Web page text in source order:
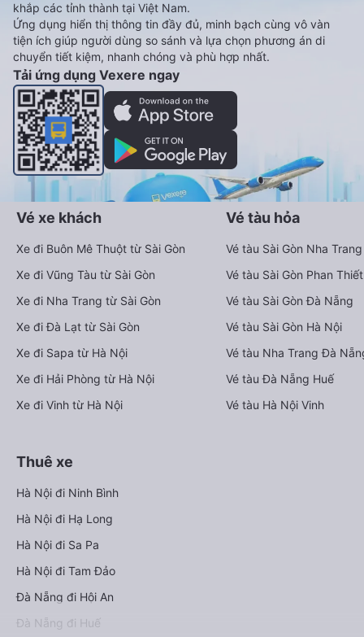
khắp các tỉnh thành tại Việt Nam.
Ứng dụng hiển thị thông tin đầy đủ, minh bạch cùng vô vàn
tiện ích giúp người dùng so sánh và lựa chọn phương án di
chuyển tiết kiệm, nhanh chóng và phù hợp nhất.
Tải ứng dụng Vexere ngay
Vé xe khách
Xe đi Buôn Mê Thuột từ Sài Gòn
Xe đi Vũng Tàu từ Sài Gòn
Xe đi Nha Trang từ Sài Gòn
Xe đi Đà Lạt từ Sài Gòn
Xe đi Sapa từ Hà Nội
Xe đi Hải Phòng từ Hà Nội
Xe đi Vinh từ Hà Nội
Vé tàu hỏa
Vé tàu Sài Gòn Nha Trang
Vé tàu Sài Gòn Phan Thiết
Vé tàu Sài Gòn Đà Nẵng
Vé tàu Sài Gòn Hà Nội
Vé tàu Nha Trang Đà
Vé tàu Đà Nẵng Huế
Vé tàu Hà Nội Vinh
Thuê xe
Hà Nội đi Ninh Bình
Hà Nội đi Hạ Long
Hà Nội đi Sa Pa
Hà Nội đi Tam Đảo
Đà Nẵng đi Hội An
Đà Nẵng đi Huế